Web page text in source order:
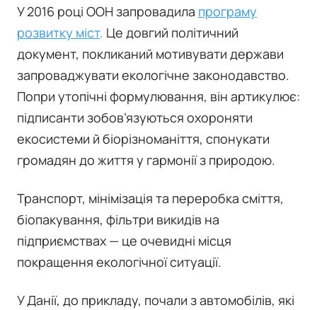
У 2016 році ООН запровадила програму
розвитку міст. Це довгий політичний
документ, покликаний мотивувати держави
запроваджувати екологічне законодавство.
Попри утопічні формулювання, він артикулює:
підписанти зобов’язуються охороняти
екосистеми й біорізноманіття, спонукати
громадян до життя у гармонії з природою.
Транспорт, мінімізація та переробка сміття,
біопакування, фільтри викидів на
підприємствах — це очевидні місця
покращення екологічної ситуації.
У Данії, до прикладу, почали з автомобілів, які